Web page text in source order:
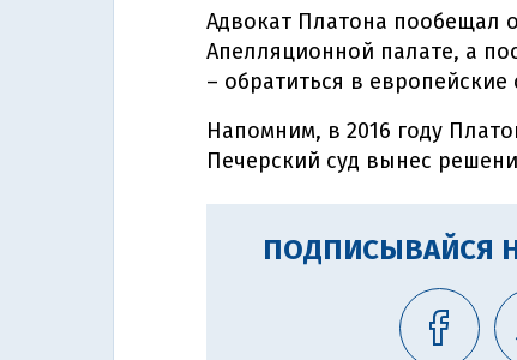
Адвокат Платона пообещал
Апелляционной палате, а
– обратиться в
Напомним, в 2016 году
Печерский суд вынес
ПОДПИСЫВАЙСЯ